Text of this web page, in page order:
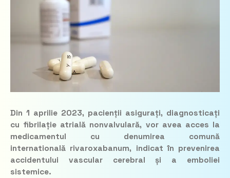
Din 1 aprilie 2023, pacienții asigurați, diagnosticați
cu fibrilație atrială nonvalvulară, vor avea acces la
medicamentul cu denumirea comună
internatională rivaroxabanum, indicat în prevenirea
accidentului vascular cerebral și a emboliei
sistemice.